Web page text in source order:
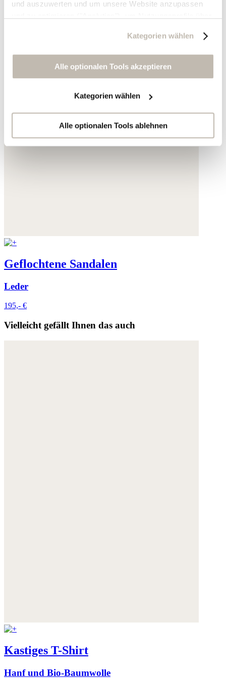
und auszuwerten und um unsere Website anzupassen
zu erstellen, um personalisierte Werbung auszuliefern,
Sie erneut mit Werbung anzusprechen sowie um unsere
Werbekampagnen auszuwerten ("Marketing").
Ihre Daten werden mit Dienstanbietern geteilt, die wir in
der Datenschutzerklärung genauer auflisten oder wenn
Sie auf "Kategorien wählen" klicken.
Indem Sie auf "Alle optionalen Tools akzeptieren" klicken,
AGB
Kategorien wählen
Alle optionalen Tools akzeptieren
Kategorien wählen
Alle optionalen Tools ablehnen
Geflochtene Sandalen
Leder
195,- €
Vielleicht gefällt Ihnen das auch
Kastiges T-Shirt
Hanf und Bio-Baumwolle